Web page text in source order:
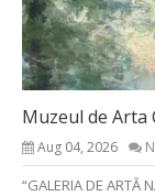
Muzeul de Arta
Aug 04, 2026
“GALERIA DE